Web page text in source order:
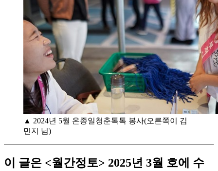
▲ 2024년 5월 온종일청춘톡톡 봉사(오른쪽이 김
민지 님)
이 글은 <월간정토> 2025년 3월 호에 수